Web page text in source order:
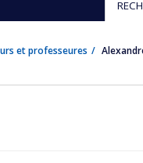
et professeures